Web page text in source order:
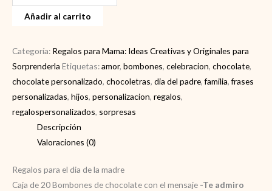
para
de
la
madre
cantidad
Añadir al carrito
Categoría: Regalos para Mama: Ideas Creativas y Originales para
Sorprenderla Etiquetas:amor, bombones, celebracion, chocolate,
chocolate personalizado, chocoletras, dia del padre,familia,frases
personalizadas, hijos, personalizacion, regalos,
regalospersonalizados, sorpresas
Descripción
Valoraciones (0)
Regalos para el dia de la madre
Caja de 20 Bombones de chocolate con el mensaje -Te admiro